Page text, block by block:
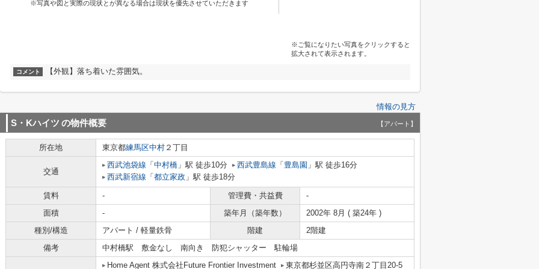
※写真や図と実際の現状とが異なる場合は現状を優先させていただきます
※ご覧になりたい写真をクリックすると
拡大されて表示されます。
コメント 【外観】落ち着いた雰囲気。
情報の見方
S・Kハイツ の物件概要 【アパート】
所在地 東京都練馬区中村 ２丁目
交通
西武池袋線 「 中村橋 」駅 徒歩10分 西武豊島線 「 豊島園 」駅 徒歩16分
西武新宿線 「 都立家政 」駅 徒歩18分
賃料 - 管理費・共益費
-
面積
- 築年月（築年数）
2002年 8月 ( 築24年 )
種別/構造
アパート / 軽量鉄骨 階建
2階建
備考
中村橋駅 敷金なし 南向き 防犯シャッター 駐輪場
Home Agent 株式会社Future Frontier Investment
東京都杉並区高円寺南２丁目20-5